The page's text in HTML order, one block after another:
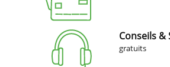
Conseils &
gratuits